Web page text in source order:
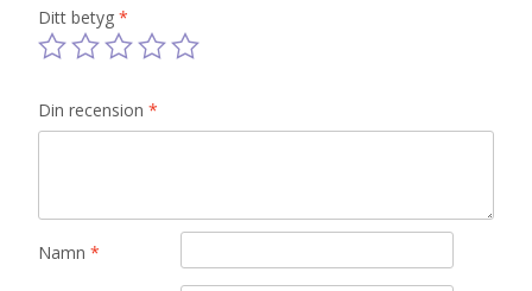
Ditt betyg *
Din recension *
Namn *